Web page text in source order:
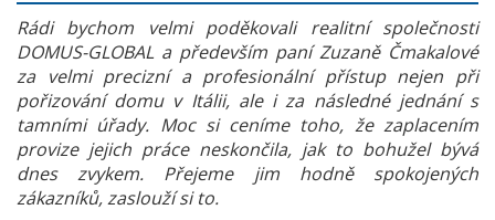
Rádi bychom velmi poděkovali realitní společnosti
DOMUS-GLOBAL a především paní Zuzaně Čmakalové
za velmi precizní a profesionální přístup nejen při
pořizování domu v Itálii, ale i za následné jednání s
tamními úřady. Moc si ceníme toho, že zaplacením
provize jejich práce neskončila, jak to bohužel bývá
dnes zvykem. Přejeme jim hodně spokojených
zákazníků, zaslouží si to.